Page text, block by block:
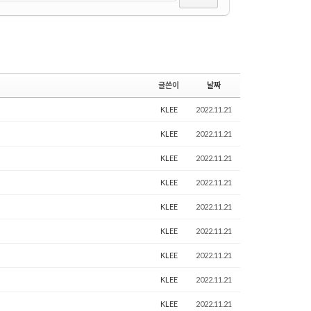
글쓴이 날짜
KLEE 2022.11.21
KLEE 2022.11.21
KLEE 2022.11.21
KLEE 2022.11.21
KLEE 2022.11.21
KLEE 2022.11.21
KLEE 2022.11.21
KLEE 2022.11.21
KLEE 2022.11.21